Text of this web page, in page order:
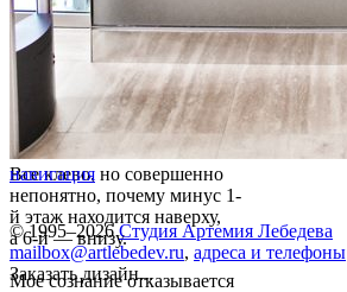
Все клево, но совершенно
непонятно, почему минус 1-
й этаж находится наверху,
а 6-й — внизу.
Мое сознание отказывается
навигация
© 1995–2026 Студия Артемия Лебедева
mailbox@artlebedev.ru, адреса и телефоны
Заказать дизайн...